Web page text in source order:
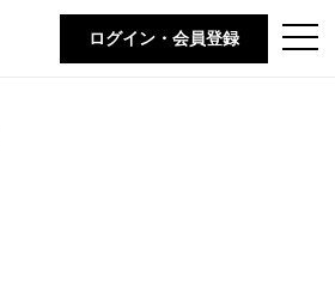
t
o
ログイン・会員登録